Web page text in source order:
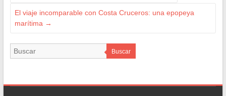
El viaje incomparable con Costa Cruceros: una epopeya
marítima →
Buscar